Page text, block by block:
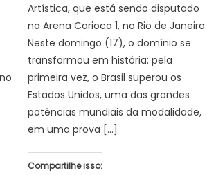
Artística, que está sendo disputado
na Arena Carioca 1, no Rio de Janeiro.
Neste domingo (17), o domínio se
transformou em história: pela
primeira vez, o Brasil superou os
Estados Unidos, uma das grandes
potências mundiais da modalidade,
em uma prova […]
Compartilhe isso: